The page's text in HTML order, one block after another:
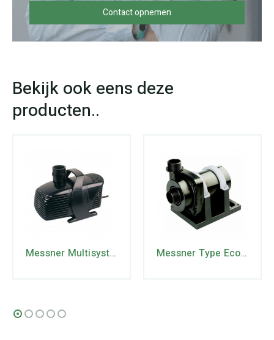
Contact opnemen
Messner Multisystem Type MPF3000 – 40W – 230V Messner Type Eco-Tec2 Plus 10000 – 70W – 230V